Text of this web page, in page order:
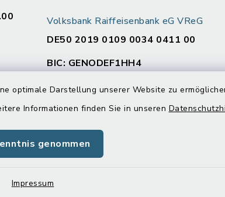
optimale Darstellung unserer Website zu
Informationen finden Sie in unseren
genommen
Impressum
Volksbank Raiffeisenbank eG VReG
DE50 2019 0109 0034 0411 00
BIC: GENODEF1HH4